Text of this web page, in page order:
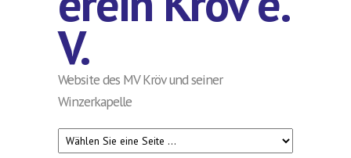
V.
Website des MV Kröv und seiner
Winzerkapelle